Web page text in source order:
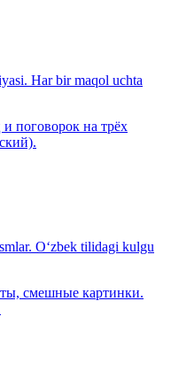
Har bir maqol uchta
поговорок на трёх
O‘zbek tilidagi kulgu
смешные картинки.